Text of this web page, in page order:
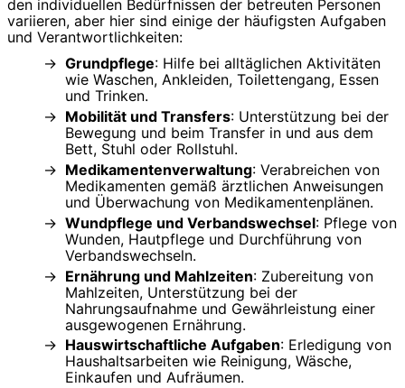
den individuellen Bedürfnissen der betreuten Personen
variieren, aber hier sind einige der häufigsten Aufgaben
und Verantwortlichkeiten:
Grundpflege: Hilfe bei alltäglichen Aktivitäten
wie Waschen, Ankleiden, Toilettengang, Essen
und Trinken.
Mobilität und Transfers: Unterstützung bei der
Bewegung und beim Transfer in und aus dem
Bett, Stuhl oder Rollstuhl.
Medikamentenverwaltung: Verabreichen von
Medikamenten gemäß ärztlichen Anweisungen
und Überwachung von Medikamentenplänen.
Wundpflege und Verbandswechsel: Pflege von
Wunden, Hautpflege und Durchführung von
Verbandswechseln.
Ernährung und Mahlzeiten: Zubereitung von
Mahlzeiten, Unterstützung bei der
Nahrungsaufnahme und Gewährleistung einer
ausgewogenen Ernährung.
Hauswirtschaftliche Aufgaben: Erledigung von
Haushaltsarbeiten wie Reinigung, Wäsche,
Einkaufen und Aufräumen.